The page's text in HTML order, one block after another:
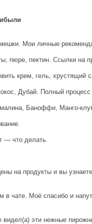
Мои личные
пюре, пектин. Ссылки на
крем, гель, хрустящий
Дубай. Полный процесс
Баноффи, Манго-
— что делать.
на продукты и вы
в чате. Моё спасибо и
эти нежные